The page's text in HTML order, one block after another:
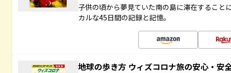
子供の頃から夢見ていた南の島に滞在すること
カルな45日間の記録と記憶。
地球の歩き方 ウィズコロナ旅の安心・安